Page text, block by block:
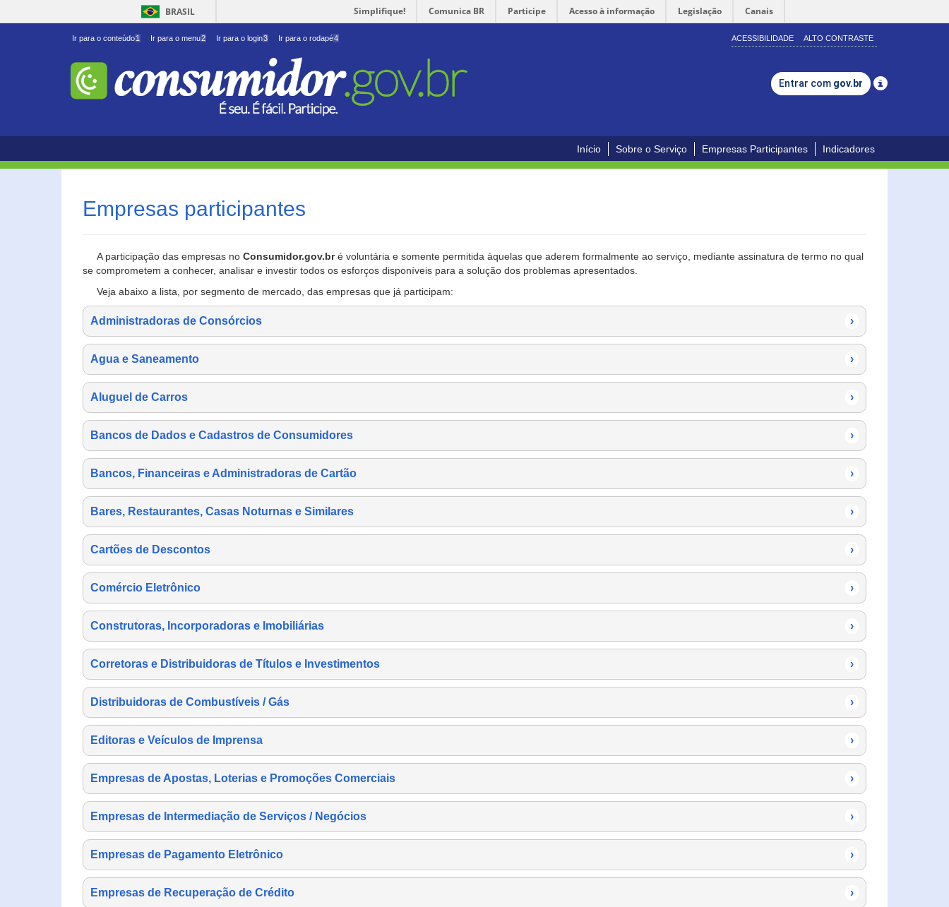
BRASIL Simplifique! Comunica BR Participe Acesso à informação Legislação Canais
Ir para o conteúdo1 Ir para o menu2 Ir para o login3 Ir para o rodapé4 ACESSIBILIDADE ALTO CONTRASTE
Entrar com gov.br
Início Sobre o Serviço Empresas Participantes Indicadores
Empresas participantes
A participação das empresas no Consumidor.gov.bré voluntária e somente permitida àquelas que aderem formalmente ao serviço, mediante assinatura de termo no qual
se comprometem a conhecer, analisar e investir todos os esforços disponíveis para a solução dos problemas apresentados.
Veja abaixo a lista, por segmento de mercado, das empresas que já participam:
Administradoras de Consórcios ›
Agua e Saneamento ›
Aluguel de Carros ›
Bancos de Dados e Cadastros de Consumidores ›
Bancos, Financeiras e Administradoras de Cartão ›
Bares, Restaurantes, Casas Noturnas e Similares ›
Cartões de Descontos ›
Comércio Eletrônico ›
Construtoras, Incorporadoras e Imobiliárias ›
Corretoras e Distribuidoras de Títulos e Investimentos ›
Distribuidoras de Combustíveis / Gás ›
Editoras e Veículos de Imprensa ›
Empresas de Apostas, Loterias e Promoções Comerciais ›
Empresas de Intermediação de Serviços / Negócios ›
Empresas de Pagamento Eletrônico ›
Empresas de Recuperação de Crédito ›